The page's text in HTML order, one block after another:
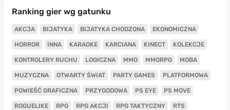
Ranking gier wg gatunku
AKCJA BIJATYKA BIJATYKA CHODZONA EKONOMICZNA
HORROR INNA KARAOKE KARCIANA KINECT KOLEKCJE
KONTROLERY RUCHU LOGICZNA MMO MMORPG MOBA
MUZYCZNA OTWARTY ŚWIAT PARTY GAMES PLATFORMOWA
POWIEŚĆ GRAFICZNA PRZYGODOWA PS EYE PS MOVE
ROGUELIKE RPG RPG AKCJI RPG TAKTYCZNY RTS